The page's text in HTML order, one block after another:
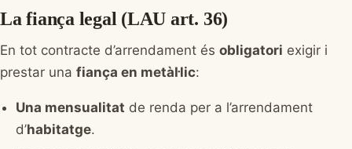
La fiança legal (LAU art. 36)
En tot contracte d’arrendament és obligatori exigir i
prestar una fiança en metàl·lic:
Una mensualitat de renda per a l’arrendament
d’habitatge.